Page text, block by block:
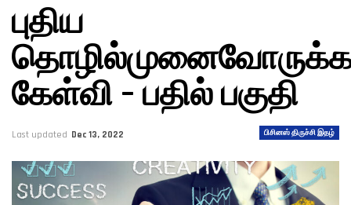
புதிய
கேள்வி – பதில் பகுதி
பிசினஸ் திருச்சி இதழ்
Last updated Dec 13, 2022